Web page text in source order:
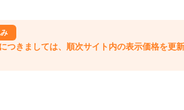
きましては、順次サイト内の表示価格を更新